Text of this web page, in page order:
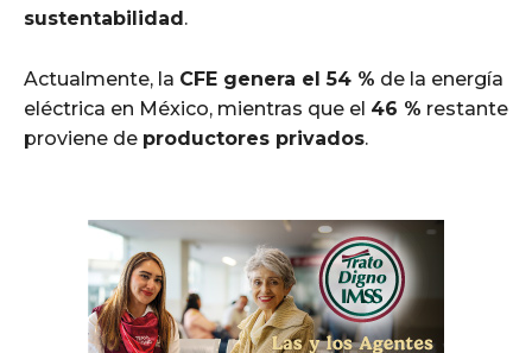
sustentabilidad.
Actualmente, la CFE genera el 54 % de la energía
eléctrica en México, mientras que el 46 % restante
proviene de productores privados.